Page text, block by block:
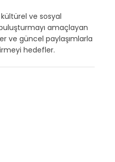
ve sosyal
amaçlayan
ve güncel paylaşımlarla
hedefler.